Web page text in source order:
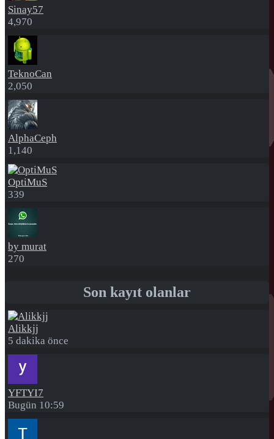
Sinay57
4,970
TeknoCan
2,050
AlphaCeph
1,140
OptiMuS
339
by murat
270
Son kayıt olanlar
Alikkjj
5 dakika önce
YFTYI7
Bugün 10:59